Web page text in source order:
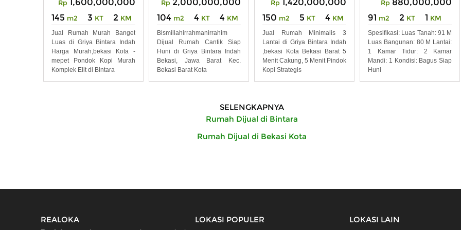
Rp 1,600,000,000
145 m2 3 KT 2 KM
Jual Rumah Murah Banget
Luas di Griya Bintara Indah
Harga Murah,bekasi Kota -
mepet Pondok Kopi Murah
Komplek Elit di Bintara
Rp 2,000,000,000
104 m2 4 KT 4 KM
Bismillahirrahmanirrahim
Dijual Rumah Cantik Siap
Huni di Griya Bintara Indah
Bekasi, Jawa Barat Kec.
Bekasi Barat Kota
Rp 1,420,000,000
150 m2 5 KT 4 KM
Jual Rumah Minimalis 3
Lantai di Griya Bintara Indah
,bekasi Kota Bekasi Barat 5
Menit Cakung, 5 Menit Pindok
Kopi Strategis
Rp 880,000,000
91 m2 2 KT 1 KM
Spesifikasi: Luas Tanah: 91 M
Luas Bangunan: 80 M Lantai:
1 Kamar Tidur: 2 Kamar
Mandi: 1 Kondisi: Bagus Siap
Huni
SELENGKAPNYA
Rumah Dijual di Bintara
Rumah Dijual di Bekasi Kota
REALOKA LOKASI POPULER LOKASI LAIN